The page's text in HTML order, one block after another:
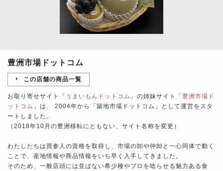
豊洲市場ドットコム
この店舗の商品一覧
お取り寄せサイト「 うまいもんドットコム 」の姉妹サイト「 豊洲市場ド
ットコム 」は、 2004年から「築地市場ドットコム」として運営をスタ
ートしました。
（2018年10月の豊洲移転にともない、サイト名称を変更）
わたしたちは買参人の資格を取得し、市場の卸や仲卸と一心同体で動く
ことで、産地情報や商品情報をいち早く入手してきました。
そのため、一般店頭には並ばない希少種やプロを唸らせる魅力ある食